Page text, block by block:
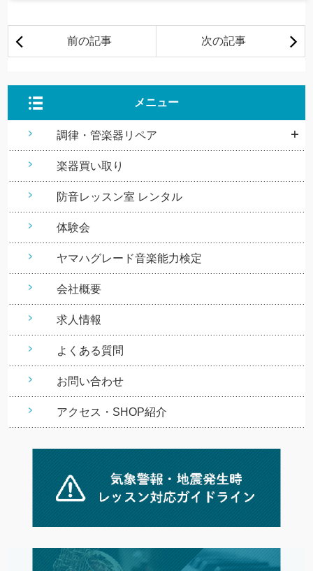
メニュー
調律・管楽器リペア
楽器買い取り
防音レッスン室 レンタル
体験会
ヤマハグレード音楽能力検定
会社概要
求人情報
よくある質問
お問い合わせ
アクセス・SHOP紹介